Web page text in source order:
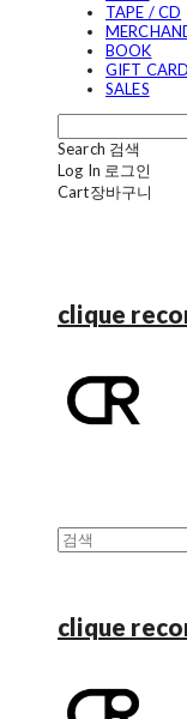
TAPE / CD
BOOK
GIFT CARD
SALES
Search 검색
Log In 로그인
Cart장바구니
clique
clique